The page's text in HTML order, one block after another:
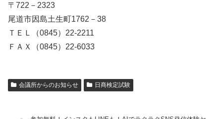
〒722－2323
尾道市因島土生町1762－38
ＴＥＬ（0845）22-2211
ＦＡＸ（0845）22-6033
会議所からのお知らせ 日商検定試験